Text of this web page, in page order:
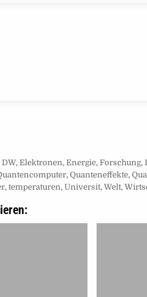
DW, Elektronen, Energie, Forschung,
, Quanteneffekte,
, temperaturen, Universit, Welt,